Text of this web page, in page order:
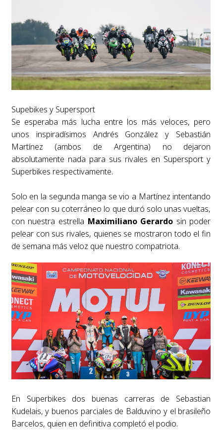
Supebikes y Supersport
Se esperaba más lucha entre los más veloces, pero
unos inspiradísimos Andrés González y Sebastián
Martínez (ambos de Argentina) no dejaron
absolutamente nada para sus rivales en Supersport y
Superbikes respectivamente.
Solo en la segunda manga se vio a Martínez intentando
pelear con su coterráneo lo que duró solo unas vueltas,
con nuestra estrella Maximiliano Gerardo sin poder
pelear con sus rivales, quienes se mostraron todo el fin
de semana más veloz que nuestro compatriota.
En Superbikes dos buenas carreras de Sebastian
Kudelais, y buenos parciales de Balduvino y el brasileño
Barcelos, quien en definitiva completó el podio.